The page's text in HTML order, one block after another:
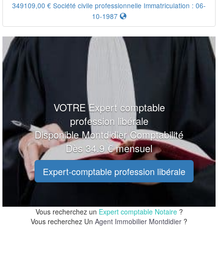
349109,00 € Société civile professionnelle Immatriculation : 06-
10-1987
VOTRE Expert comptable
profession libérale
Disponible Montdidier Comptabilité
Dès 34.9 € mensuel
Expert-comptable profession libérale
Vous recherchez un Expert comptable Notaire?
Vous recherchez Un Agent Immobilier Montdidier ?